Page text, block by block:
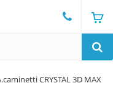
CRYSTAL 3D MAX